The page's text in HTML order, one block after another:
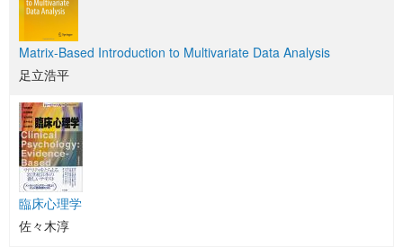
Matrix-Based Introduction to Multivariate Data Analysis
足立浩平
臨床心理学
佐々木淳